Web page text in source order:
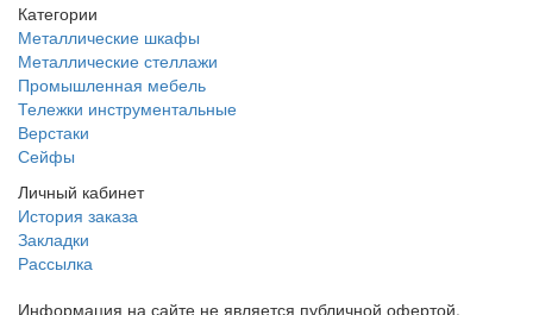
Категории
Металлические шкафы
Металлические стеллажи
Промышленная мебель
Тележки инструментальные
Верстаки
Сейфы
Личный кабинет
История заказа
Закладки
Рассылка
Информация на сайте не является публичной офертой.